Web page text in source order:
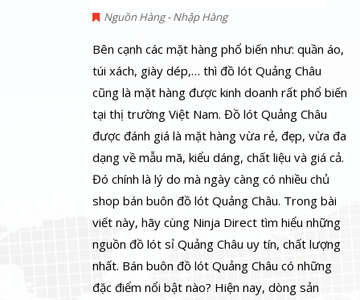
Nguồn Hàng - Nhập Hàng
Bên cạnh các mặt hàng phổ biến như: quần áo,
túi xách, giày dép,… thì đồ lót Quảng Châu
cũng là mặt hàng được kinh doanh rất phổ biến
tại thị trường Việt Nam. Đồ lót Quảng Châu
được đánh giá là mặt hàng vừa rẻ, đẹp, vừa đa
dạng về mẫu mã, kiểu dáng, chất liệu và giá cả.
Đó chính là lý do mà ngày càng có nhiều chủ
shop bán buôn đồ lót Quảng Châu. Trong bài
viết này, hãy cùng Ninja Direct tìm hiểu những
nguồn đồ lót sỉ Quảng Châu uy tín, chất lượng
nhất. Bán buôn đồ lót Quảng Châu có những
đặc điểm nổi bật nào? Hiện nay, dòng sản